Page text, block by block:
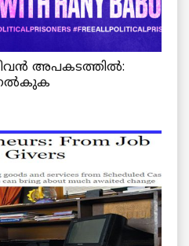
അപകടത്തിൽ:
നൽകുക